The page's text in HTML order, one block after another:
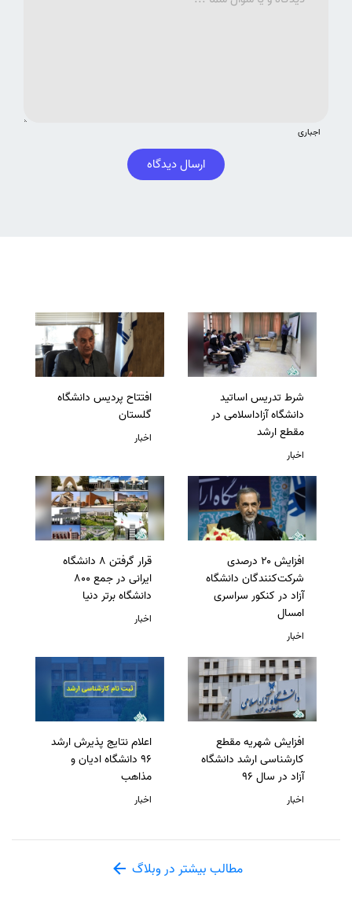
اجباری
ارسال دیدگاه
شرط تدریس اساتید
دانشگاه آزاداسلامی در
مقطع ارشد
اخبار
افتتاح پردیس دانشگاه
گلستان
اخبار
افزایش ۲۰ درصدی
شرکت‌کنندگان دانشگاه
آزاد در کنکور سراسری
امسال
اخبار
قرار گرفتن 8 دانشگاه
ایرانی در جمع 800
دانشگاه برتر دنیا
اخبار
افزایش شهریه مقطع
کارشناسی ارشد دانشگاه
آزاد در سال 96
اخبار
اعلام نتایج پذیرش ارشد
96 دانشگاه ادیان و
مذاهب
اخبار
مطالب بیشتر در وبلاگ